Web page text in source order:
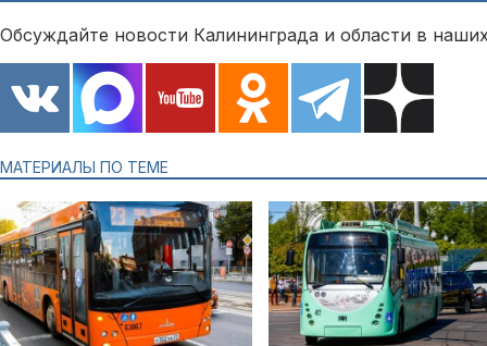
Обсуждайте новости Калининграда и области в
МАТЕРИАЛЫ ПО ТЕМЕ